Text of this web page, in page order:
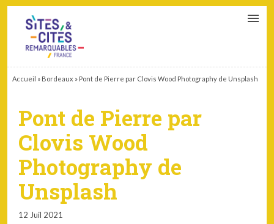
Accueil » Bordeaux » Pont de Pierre par Clovis Wood Photography de Unsplash
Pont de Pierre par
Clovis Wood
Photography de
Unsplash
12 Juil 2021